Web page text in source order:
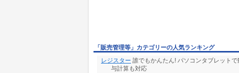
「販売管理等」カテゴリーの人気ランキング
レジスター 誰でもかんたん! パソコンタブレット
与計算も対応